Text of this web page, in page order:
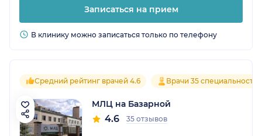
Записаться на прием
В клинику можно записаться только по телефону
Средний рейтинг врачей 4.6 Врачи 35 специальностей
МЛЦ на Базарной
4.6 35 отзывов